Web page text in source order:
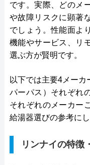
です。実際、どのメ
や故障リスクに顕著
でしょう。性能面よ
機能やサービス、リ
選ぶ方が賢明です。
以下では主要4メーカ
パーパス）それぞれ
それぞれのメーカー
給湯器選びの参考に
リンナイの特徴